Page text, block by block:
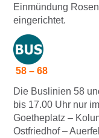
Einmündung
eingerichtet.
58 – 68
Die Buslinien 58
bis 17.00 Uhr nur
Goetheplatz –
Ostfriedhof –